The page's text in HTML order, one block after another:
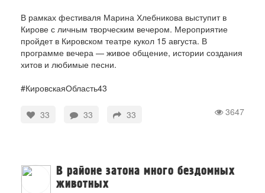
В рамках фестиваля Марина Хлебникова выступит в
Кирове с личным творческим вечером. Мероприятие
пройдет в Кировском театре кукол 15 августа. В
программе вечера — живое общение, истории создания
хитов и любимые песни.
#КировскаяОбласть43
3647
33 33 33
В районе затона много бездомных
животных